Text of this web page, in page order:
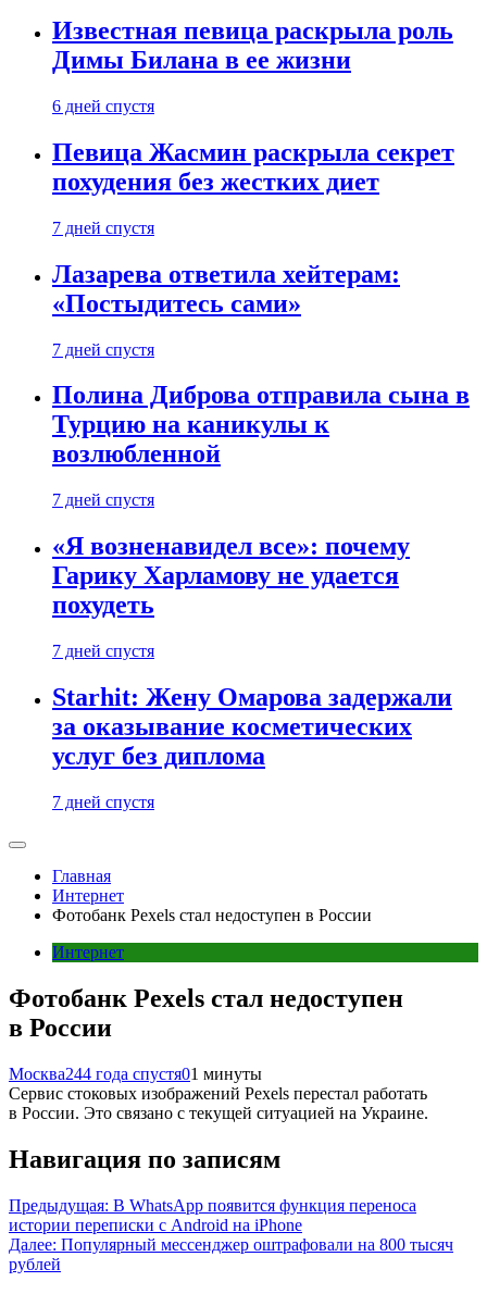
Известная певица раскрыла роль
Димы Билана в ее жизни
6 дней спустя
Певица Жасмин раскрыла секрет
похудения без жестких диет
7 дней спустя
Лазарева ответила хейтерам:
«Постыдитесь сами»
7 дней спустя
Полина Диброва отправила сына в
Турцию на каникулы к
возлюбленной
7 дней спустя
«Я возненавидел все»: почему
Гарику Харламову не удается
похудеть
7 дней спустя
Starhit: Жену Омарова задержали
за оказывание косметических
услуг без диплома
7 дней спустя
Главная
Интернет
Фотобанк Pexels стал недоступен в России
Интернет
Фотобанк Pexels стал недоступен
в России
Москва244 года спустя01 минуты
Сервис стоковых изображений Pexels перестал работать
в России. Это связано с текущей ситуацией на Украине.
Навигация по записям
Предыдущая: В WhatsApp появится функция переноса
истории переписки с Android на iPhone
Далее: Популярный мессенджер оштрафовали на 800 тысяч
рублей